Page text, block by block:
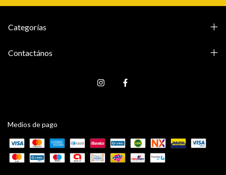
Categorías
Contactános
Medios de pago